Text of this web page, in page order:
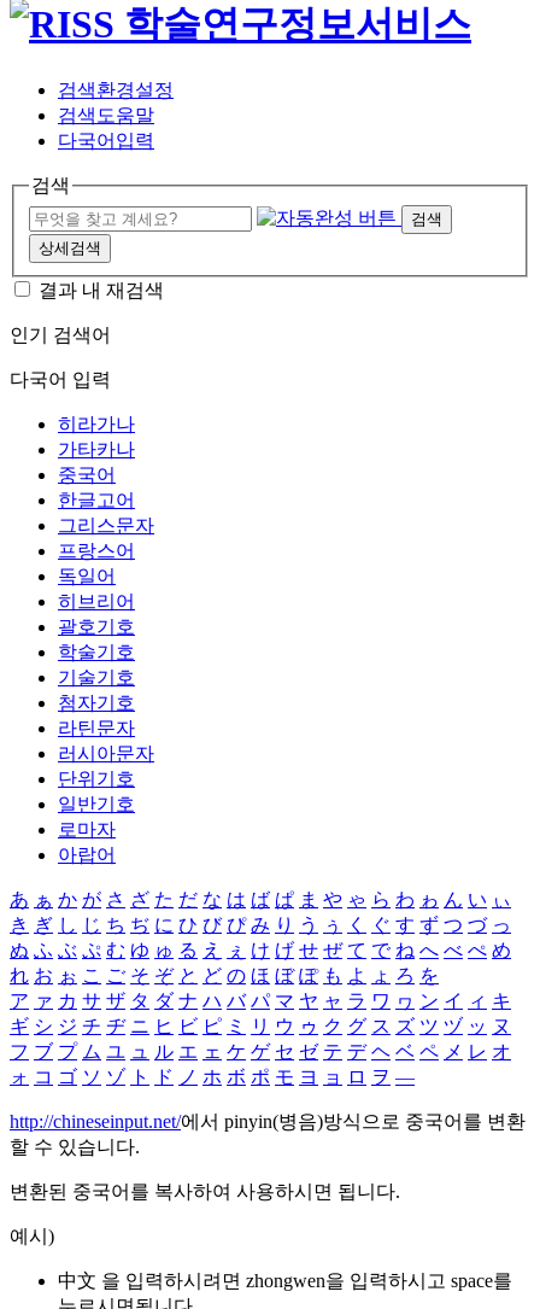
검색환경설정
검색도움말
다국어입력
검색
검색
상세검색
결과 내 재검색
인기 검색어
다국어 입력
히라가나
가타카나
중국어
한글고어
그리스문자
프랑스어
독일어
히브리어
괄호기호
학술기호
기술기호
첨자기호
라틴문자
러시아문자
단위기호
일반기호
로마자
아랍어
あ ぁ か が さ ざ た だ な は ば ぱ ま や ゃ ら わ ゎ ん い ぃ
き ぎ し じ ち ぢ に ひ び ぴ み り う ぅ く ぐ す ず つ づ っ
ぬ ふ ぶ ぷ む ゆ ゅ る え ぇ け げ せ ぜ て で ね へ べ ぺ め
れ お ぉ こ ご そ ぞ と ど の ほ ぼ ぽ も よ ょ ろ を
ア ァ カ サ ザ タ ダ ナ ハ バ パ マ ヤ ャ ラ ワ ヮ ン イ ィ キ
ギ シ ジ チ ヂ ニ ヒ ビ ピ ミ リ ウ ゥ ク グ ス ズ ツ ヅ ッ ヌ
フ ブ プ ム ユ ュ ル エ ェ ケ ゲ セ ゼ テ デ ヘ ベ ペ メ レ オ
ォ コ ゴ ソ ゾ ト ド ノ ホ ボ ポ モ ヨ ョ ロ ヲ ―
http://chineseinput.net/에서 pinyin(병음)방식으로 중국어를 변환
할 수 있습니다.
변환된 중국어를 복사하여 사용하시면 됩니다.
예시)
中文 을 입력하시려면 zhongwen을 입력하시고 space를